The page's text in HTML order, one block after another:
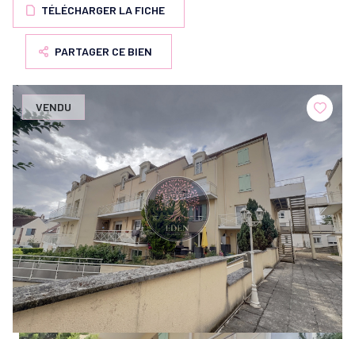
TÉLÉCHARGER LA FICHE
PARTAGER CE BIEN
VENDU